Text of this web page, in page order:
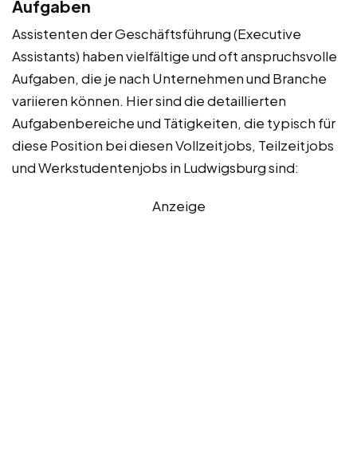
Aufgaben
Assistenten der Geschäftsführung (Executive
Assistants) haben vielfältige und oft anspruchsvolle
Aufgaben, die je nach Unternehmen und Branche
variieren können. Hier sind die detaillierten
Aufgabenbereiche und Tätigkeiten, die typisch für
diese Position bei diesen Vollzeitjobs, Teilzeitjobs
und Werkstudentenjobs in Ludwigsburg sind:
Anzeige